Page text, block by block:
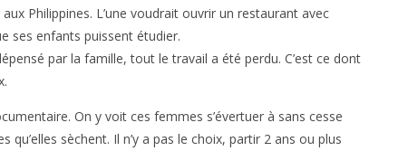
Philippines. L’une voudrait ouvrir un restaurant avec
ses enfants puissent étudier.
par la famille, tout le travail a été perdu. C’est ce dont
On y voit ces femmes s’évertuer à sans cesse
sèchent. Il n’y a pas le choix, partir 2 ans ou plus